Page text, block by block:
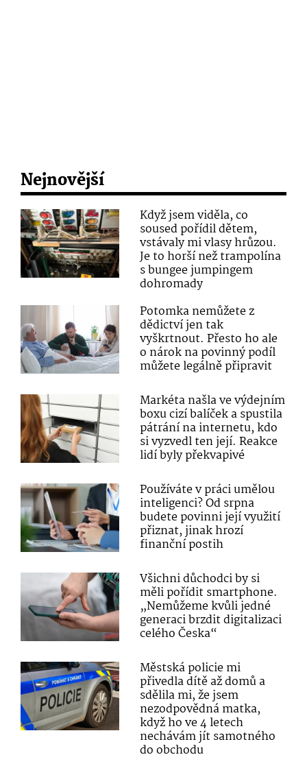
Nejnovější
Když jsem viděla, co
soused pořídil dětem,
vstávaly mi vlasy hrůzou.
Je to horší než trampolína
s bungee jumpingem
dohromady
Potomka nemůžete z
dědictví jen tak
vyškrtnout. Přesto ho ale
o nárok na povinný podíl
můžete legálně připravit
Markéta našla ve výdejním
boxu cizí balíček a spustila
pátrání na internetu, kdo
si vyzvedl ten její. Reakce
lidí byly překvapivé
Používáte v práci umělou
inteligenci? Od srpna
budete povinni její využití
přiznat, jinak hrozí
finanční postih
Všichni důchodci by si
měli pořídit smartphone.
„Nemůžeme kvůli jedné
generaci brzdit digitalizaci
celého Česka“
Městská policie mi
přivedla dítě až domů a
sdělila mi, že jsem
nezodpovědná matka,
když ho ve 4 letech
nechávám jít samotného
do obchodu